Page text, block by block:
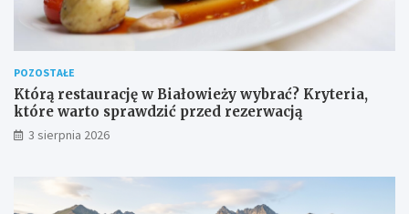
POZOSTAŁE
Którą restaurację w Białowieży wybrać? Kryteria,
które warto sprawdzić przed rezerwacją
3 sierpnia 2026